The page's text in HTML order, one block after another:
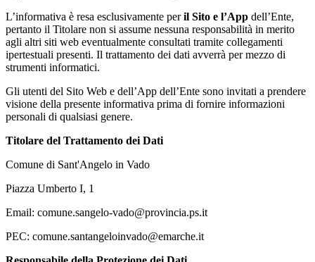
L’informativa è resa esclusivamente peril Sito e l’App dell’Ente,
pertanto il Titolare non si assume nessuna responsabilità in merito
agli altri siti web eventualmente consultati tramite collegamenti
ipertestuali presenti. Il trattamento dei dati avverrà per mezzo di
strumenti informatici.
Gli utenti del Sito Web e dell’App dell’Ente sono invitati a prendere
visione della presente informativa prima di fornire informazioni
personali di qualsiasi genere.
Titolare del Trattamento dei Dati
Comune di Sant'Angelo in Vado
Piazza Umberto I, 1
Email: comune.sangelo-vado@provincia.ps.it
PEC: comune.santangeloinvado@emarche.it